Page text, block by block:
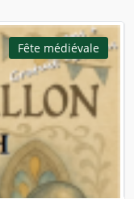
Fête médiévale